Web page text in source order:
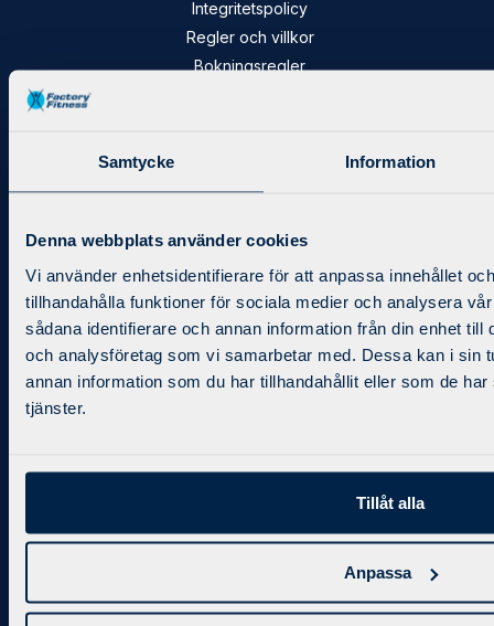
Samtycke Information
Denna webbplats använder cookies
Vi använder enhetsidentifierare för att anpassa innehållet
tillhandahålla funktioner för sociala medier och analysera
sådana identifierare och annan information från din enhet till
och analysföretag som vi samarbetar med. Dessa kan i sin
annan information som du har tillhandahållit eller som de
tjänster.
Tillåt alla
Anpassa
Integritetspolicy
Regler och villkor
Bokningsregler
Personlig Träning
Boka via appen
Mät träningsstatistik, mina sidor och mycket mer finns
tillgängligt direkt i din telefon.